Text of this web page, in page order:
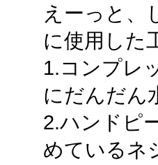
えーっと、
に使用した
1.コンプレ
にだんだん
2.ハンドピ
めているネ